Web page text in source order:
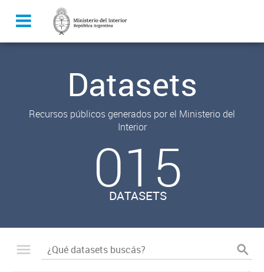
Datasets
Recursos públicos generados por el Ministerio del
Interior
015
DATASETS